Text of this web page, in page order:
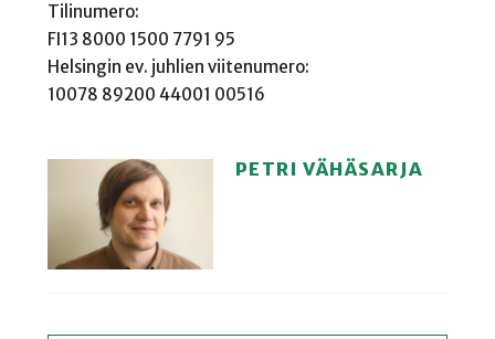
Tilinumero:
FI13 8000 1500 7791 95
Helsingin ev. juhlien viitenumero:
10078 89200 44001 00516
PETRI VÄHÄSARJA